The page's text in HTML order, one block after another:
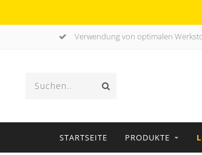
Verwendung von optimalen
STARTSEITE PRODUKTE